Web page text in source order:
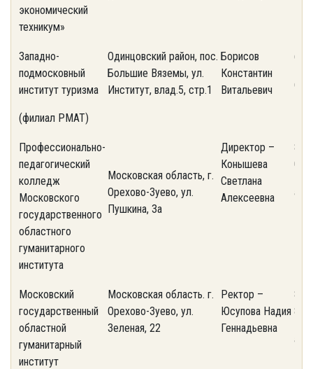
экономический
техникум»
Западно-
подмосковный
институт туризма
(филиал РМАТ)
Одинцовский район, пос.
Большие Вяземы, ул.
Институт, влад.5, стр.1
Борисов
Константин
Витальевич
Профессионально-
педагогический
колледж
Московского
государственного
областного
гуманитарного
института
Московская область, г.
Орехово-Зуево, ул.
Пушкина, 3а
Директор –
Конышева
Светлана
Алексеевна
8-
03;
Московский
государственный
областной
гуманитарный
институт
Московская область. г.
Орехово-Зуево, ул.
Зеленая, 22
Ректор –
Юсупова Надия
Геннадьевна
88;